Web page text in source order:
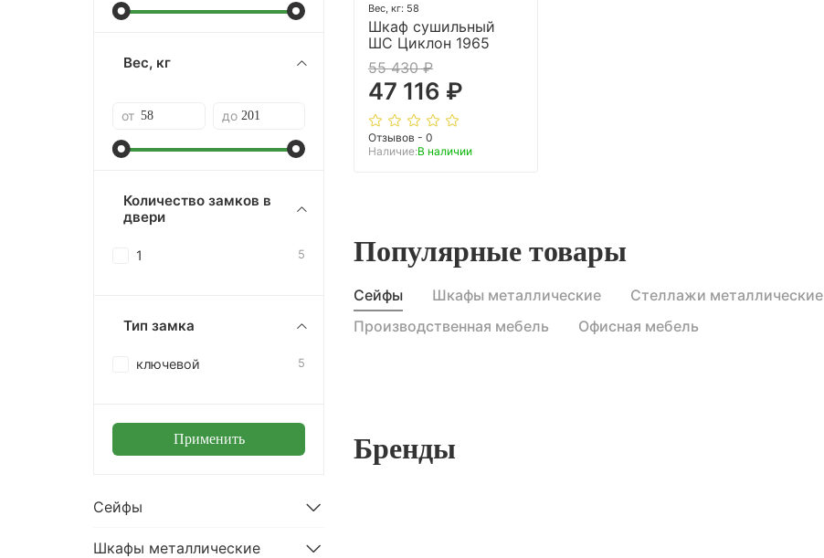
Вес, кг: 58
Шкаф сушильный
ШС Циклон 1965
55 430 ₽
47 116 ₽
Отзывов - 0
Наличие:В наличии
Популярные товары
Сейфы Шкафы металлические Стеллажи металлические
Производственная мебель
Офисная мебель
Бренды
Вес, кг
от до
Количество замков в
двери
1 5
Тип замка
ключевой 5
Применить
Сейфы
Шкафы металлические